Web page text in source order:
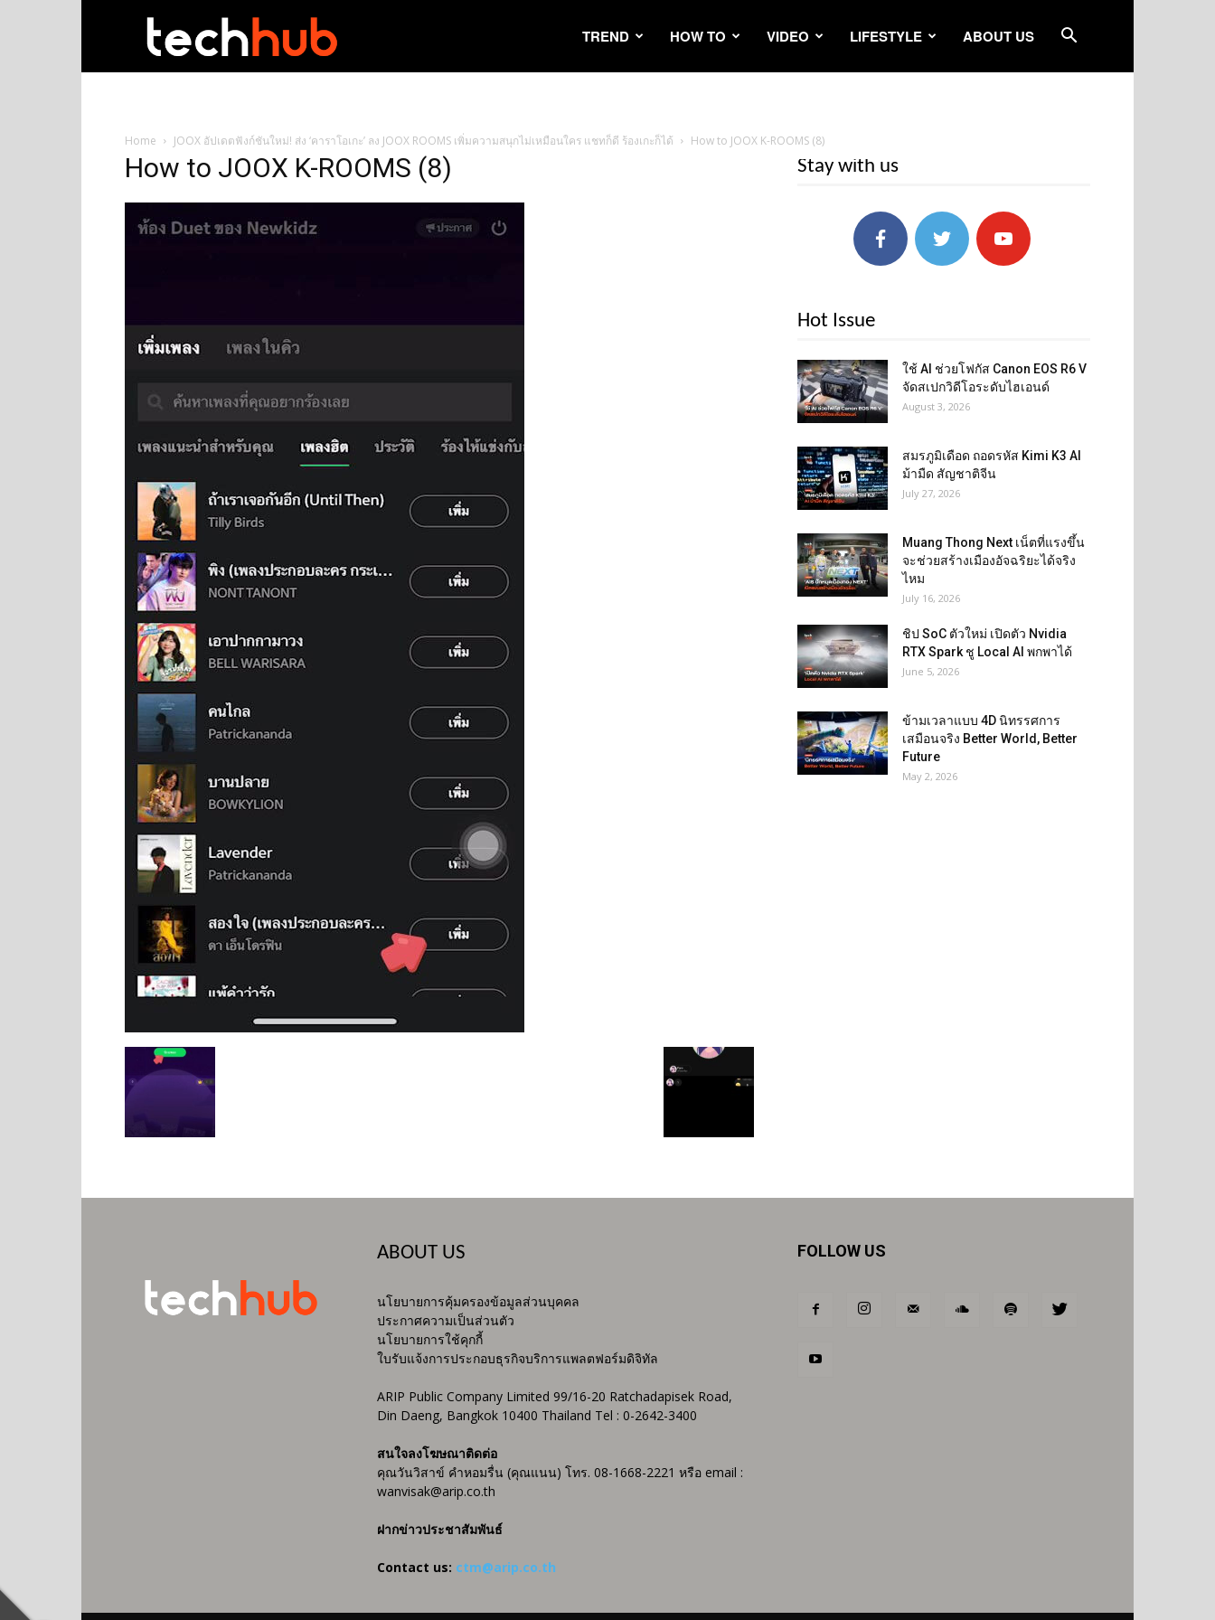
TREND HOW TO VIDEO LIFESTYLE ABOUT US
Home JOOX อัปเดตฟังก์ชันใหม่! ส่ง ‘คาราโอเกะ’ ลง JOOX ROOMS เพิ่มความสนุกไม่เหมือนใคร แชทก็ดี ร้องเกะก็ได้ How to JOOX K-ROOMS (8)
How to JOOX K-ROOMS (8) Stay with us
Hot Issue
ใช้ AI ช่วยโฟกัส Canon EOS R6 V
จัดสเปกวิดีโอระดับไฮเอนด์
August 3, 2026
สมรภูมิเดือด ถอดรหัส Kimi K3 AI
ม้ามืด สัญชาติจีน
July 27, 2026
Muang Thong Next เน็ตที่แรงขึ้น
จะช่วยสร้างเมืองอัจฉริยะได้จริง
ไหม
July 16, 2026
ชิป SoC ตัวใหม่ เปิดตัว Nvidia
RTX Spark ชู Local AI พกพาได้
June 5, 2026
ข้ามเวลาแบบ 4D นิทรรศการ
เสมือนจริง Better World, Better
Future
May 2, 2026
ABOUT US
นโยบายการคุ้มครองข้อมูลส่วนบุคคล
ประกาศความเป็นส่วนตัว
นโยบายการใช้คุกกี้
ใบรับแจ้งการประกอบธุรกิจบริการแพลตฟอร์มดิจิทัล
ARIP Public Company Limited 99/16-20 Ratchadapisek Road,
Din Daeng, Bangkok 10400 Thailand Tel : 0-2642-3400
สนใจลงโฆษณาติดต่อ
คุณวันวิสาข์ คำหอมรื่น (คุณแนน) โทร. 08-1668-2221 หรือ email :
wanvisak@arip.co.th
ฝากข่าวประชาสัมพันธ์
Contact us: ctm@arip.co.th
FOLLOW US